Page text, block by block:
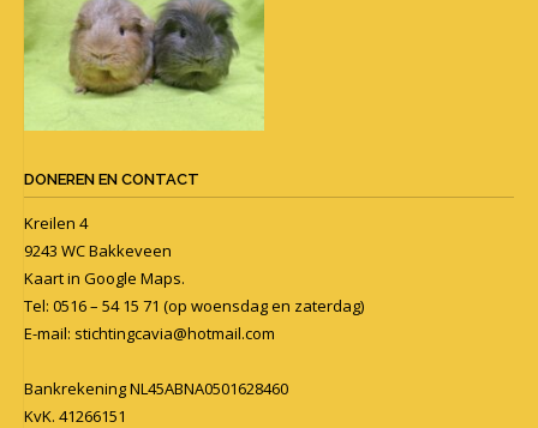
DONEREN EN CONTACT
Kreilen 4
9243 WC Bakkeveen
Kaart in Google Maps.
Tel: 0516 – 54 15 71 (op woensdag en zaterdag)
E-mail: stichtingcavia@hotmail.com
Bankrekening NL45ABNA0501628460
KvK. 41266151